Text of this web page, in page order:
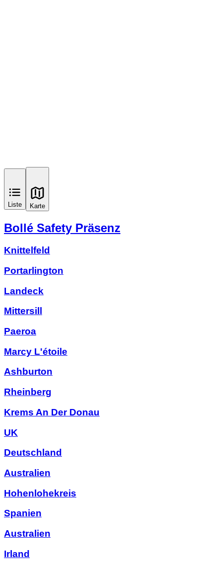
Liste Karte
Bollé Safety Präsenz
Knittelfeld
Portarlington
Landeck
Mittersill
Paeroa
Marcy L'étoile
Ashburton
Rheinberg
Krems An Der Donau
UK
Deutschland
Australien
Hohenlohekreis
Spanien
Australien
Irland